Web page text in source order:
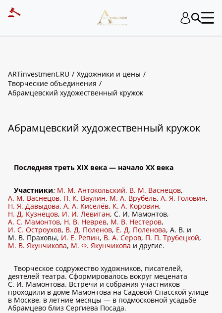
ARTinvestment.RU
Художники и цены
Творческие объединения
Абрамцевский художественный кружок
Абрамцевский художественный кружок
Последняя треть XIX века — начало ХХ века
Участники: М. М. Антокольский, В. М. Васнецов,
А. М. Васнецов, П. К. Ваулин, М. А. Врубель, А. Я. Головин,
Н. Я. Давыдова, А. А. Киселёв, К. А. Коровин,
Н. Д. Кузнецов, И. И. Левитан, С. И. Мамонтов,
А. С. Мамонтов, Н. В. Неврев, М. В. Нестеров,
И. С. Остроухов, В. Д. Поленов, Е. Д. Поленова, А. В. и
М. В. Праховы, И. Е. Репин, В. А. Серов, П. П. Трубецкой,
М. В. Якунчикова, М. Ф. Якунчикова и другие.
Творческое содружество художников, писателей,
деятелей театра. Сформировалось вокруг мецената
С. И. Мамонтова. Встречи и собрания участников
проходили в доме Мамонтова на Садовой-Спасской улице
в Москве, в летние месяцы — в подмосковной усадьбе
Абрамцево близ Сергиева Посада.